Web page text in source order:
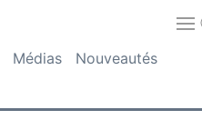
Médias
Nouveautés